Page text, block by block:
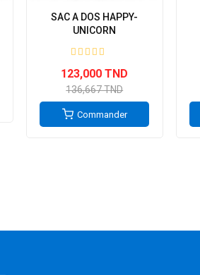
SAC A DOS HAPPY-
UNICORN
123,000 TND
136,667 TND
Commander